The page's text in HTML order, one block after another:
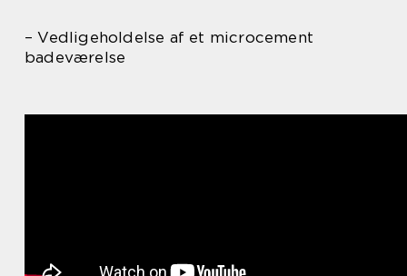
– Vedligeholdelse af et microcement
badeværelse